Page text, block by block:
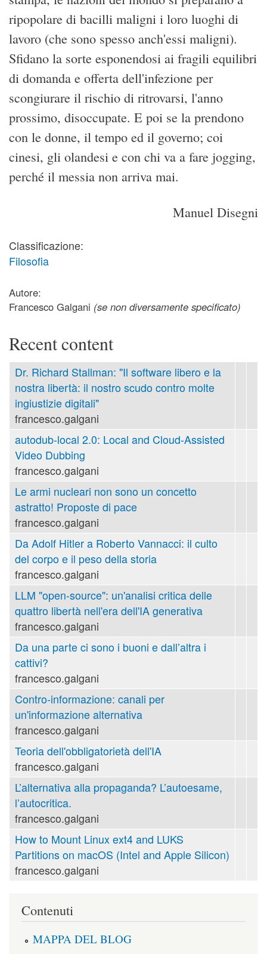
ripopolare di bacilli maligni i loro luoghi di
lavoro (che sono spesso anch'essi maligni).
Sfidano la sorte esponendosi ai fragili equilibri
di domanda e offerta dell'infezione per
scongiurare il rischio di ritrovarsi, l'anno
prossimo, disoccupate. E poi se la prendono
con le donne, il tempo ed il governo; coi
cinesi, gli olandesi e con chi va a fare jogging,
perché il messia non arriva mai.
Manuel Disegni
Classificazione:
Filosofia
Autore:
Francesco Galgani (se non diversamente specificato)
Recent content
Dr. Richard Stallman: "Il software libero e la
nostra libertà: il nostro scudo contro molte
ingiustizie digitali"
francesco.galgani
autodub-local 2.0: Local and Cloud-Assisted
Video Dubbing
francesco.galgani
Le armi nucleari non sono un concetto
astratto! Proposte di pace
francesco.galgani
Da Adolf Hitler a Roberto Vannacci: il culto
del corpo e il peso della storia
francesco.galgani
LLM "open-source": un'analisi critica delle
quattro libertà nell'era dell'IA generativa
francesco.galgani
Da una parte ci sono i buoni e dall’altra i
cattivi?
francesco.galgani
Contro-informazione: canali per
un'informazione alternativa
francesco.galgani
Teoria dell'obbligatorietà dell'IA
francesco.galgani
L’alternativa alla propaganda? L’autoesame,
l’autocritica.
francesco.galgani
How to Mount Linux ext4 and LUKS
Partitions on macOS (Intel and Apple Silicon)
francesco.galgani
Contenuti
MAPPA DEL BLOG